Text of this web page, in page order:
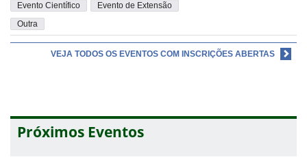
Evento Científico
Evento de Extensão
Outra
VEJA TODOS OS EVENTOS COM INSCRIÇÕES ABERTAS
Próximos Eventos